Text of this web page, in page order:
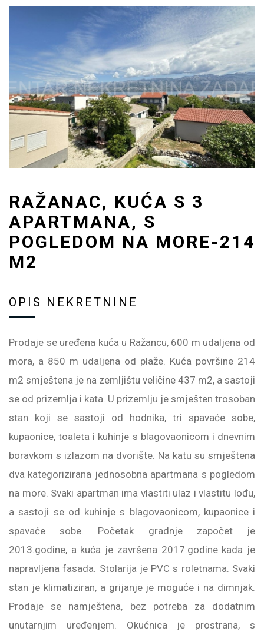
RAŽANAC, KUĆA S 3
APARTMANA, S
POGLEDOM NA MORE-214
M2
OPIS NEKRETNINE
Prodaje se uređena kuća u Ražancu, 600 m udaljena od
mora, a 850 m udaljena od plaže. Kuća površine 214
m2 smještena je na zemljištu veličine 437 m2, a sastoji
se od prizemlja i kata. U prizemlju je smješten trosoban
stan koji se sastoji od hodnika, tri spavaće sobe,
kupaonice, toaleta i kuhinje s blagovaonicom i dnevnim
boravkom s izlazom na dvorište. Na katu su smještena
dva kategorizirana jednosobna apartmana s pogledom
na more. Svaki apartman ima vlastiti ulaz i vlastitu lođu,
a sastoji se od kuhinje s blagovaonicom, kupaonice i
spavaće sobe. Početak gradnje započet je
2013.godine, a kuća je završena 2017.godine kada je
napravljena fasada. Stolarija je PVC s roletnama. Svaki
stan je klimatiziran, a grijanje je moguće i na dimnjak.
Prodaje se namještena, bez potreba za dodatnim
unutarnjim uređenjem. Okućnica je prostrana, s